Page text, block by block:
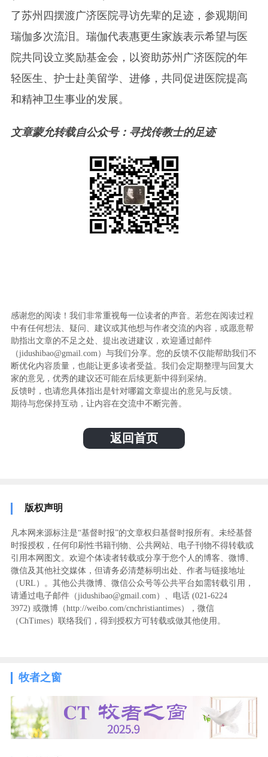
了苏州四摆渡广济医院寻访先辈的足迹，参观期间
瑞伽多次流泪。瑞伽代表惠更生家族表示希望与医
院共同设立奖励基金会，以资助苏州广济医院的年
轻医生、护士赴美留学、进修，共同促进医院提高
和精神卫生事业的发展。
文章蒙允转载自公众号：寻找传教士的足迹
感谢您的阅读！我们非常重视每一位读者的声音。若您在阅读过程
中有任何想法、疑问、建议或其他想与作者交流的内容，或愿意帮
助指出文章的不足之处、提出改进建议，欢迎通过邮件
（jidushibao@gmail.com）与我们分享。您的反馈不仅能帮助我们不
断优化内容质量，也能让更多读者受益。我们会定期整理与回复大
家的意见，优秀的建议还可能在后续更新中得到采纳。
反馈时，也请您具体指出是针对哪篇文章提出的意见与反馈。
期待与您保持互动，让内容在交流中不断完善。
返回首页
版权声明
凡本网来源标注是“基督时报”的文章权归基督时报所有。未经基督
时报授权，任何印刷性书籍刊物、公共网站、电子刊物不得转载或
引用本网图文。欢迎个体读者转载或分享于您个人的博客、微博、
微信及其他社交媒体，但请务必清楚标明出处、作者与链接地址
（URL）。其他公共微博、微信公众号等公共平台如需转载引用，
请通过电子邮件（jidushibao@gmail.com）、电话 (021-6224
3972) ‬或微博（http://weibo.com/cnchristiantimes），微信
（ChTimes）联络我们，得到授权方可转载或做其他使用。
牧者之窗